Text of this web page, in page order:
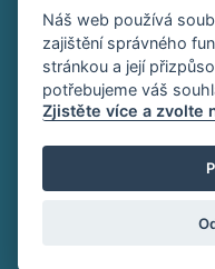
Sledujte nás:
Náš web používá
zajištění správného
stránkou a její
potřebujeme váš
Zjistěte více a zvolte